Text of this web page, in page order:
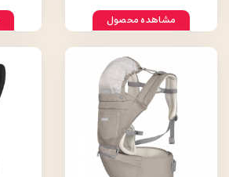
مشاهده محصول